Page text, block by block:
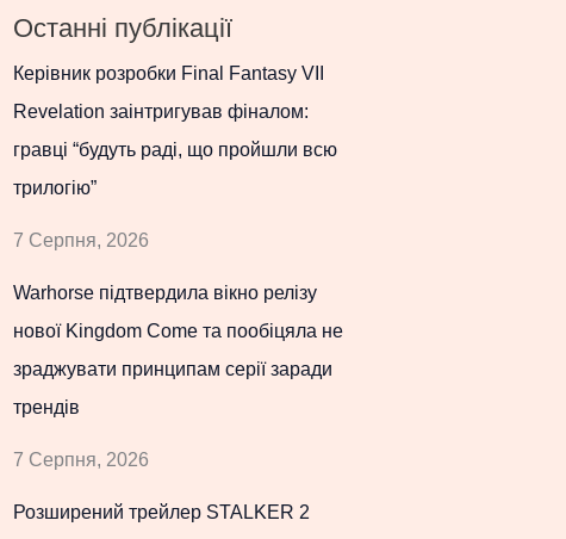
Останні публікації
Керівник розробки Final Fantasy VII
Revelation заінтригував фіналом:
гравці “будуть раді, що пройшли всю
трилогію”
7 Серпня, 2026
Warhorse підтвердила вікно релізу
нової Kingdom Come та пообіцяла не
зраджувати принципам серії заради
трендів
7 Серпня, 2026
Розширений трейлер STALKER 2